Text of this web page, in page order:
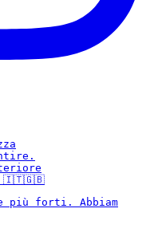
🇮🇹🇬🇧
più forti. Abbiam